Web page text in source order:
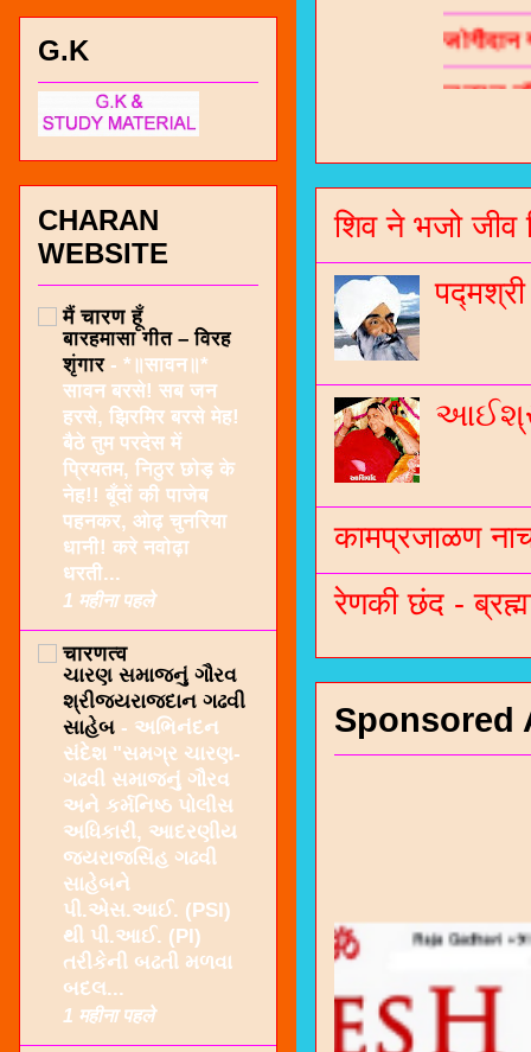
जनरल
शिव ने भजो जीव
कामप्रजाळण
रेणकी छंद -
Sponsored
G.K
CHARAN
WEBSITE
मैं चारण हूँ
बारहमासा गीत – विरह
शृंगार - *॥सावन॥*
सावन बरसे! सब जन
हरसे, झिरमिर बरसे मेह!
बैठे तुम परदेस में
प्रियतम, निठुर छोड़ के
नेह!! बूँदों की पाजेब
पहनकर, ओढ़ चुनरिया
धानी! करे नवोढ़ा
धरती...
1 महीना पहले
चारणत्व
ચારણ સમાજનું ગૌરવ
શ્રીજયરાજદાન ગઢવી
સાહેબ - અભિનંદન
સંદેશ "સમગ્ર ચારણ-
ગઢવી સમાજનું ગૌરવ
અને કર્મનિષ્ઠ પોલીસ
અધિકારી, આદરણીય
જયરાજસિંહ ગઢવી
સાહેબને
પી.એસ.આઈ. (PSI)
થી પી.આઈ. (PI)
તરીકેની બઢતી મળવા
બદલ...
1 महीना पहले